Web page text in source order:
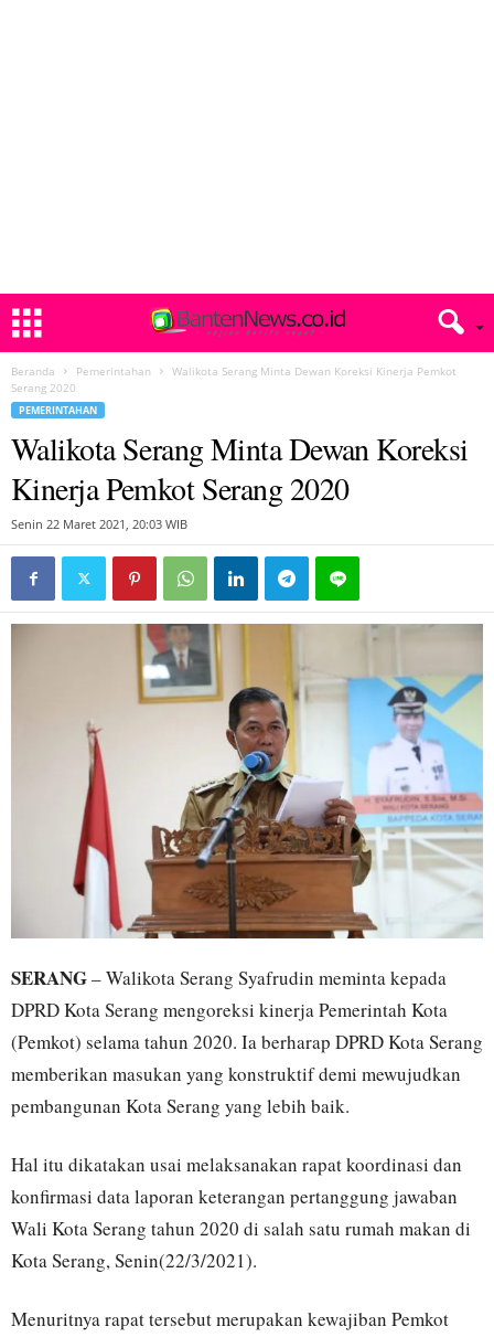
Beranda Pemerintahan
Walikota Serang Minta Dewan Koreksi Kinerja Pemkot
Serang 2020
PEMERINTAHAN
Walikota Serang Minta Dewan Koreksi
Kinerja Pemkot Serang 2020
Senin 22 Maret 2021, 20:03 WIB
SERANG– Walikota Serang Syafrudin meminta kepada
DPRD Kota Serang mengoreksi kinerja Pemerintah Kota
(Pemkot) selama tahun 2020. Ia berharap DPRD Kota Serang
memberikan masukan yang konstruktif demi mewujudkan
pembangunan Kota Serang yang lebih baik.
Hal itu dikatakan usai melaksanakan rapat koordinasi dan
konfirmasi data laporan keterangan pertanggung jawaban
Wali Kota Serang tahun 2020 di salah satu rumah makan di
Kota Serang, Senin(22/3/2021).
Menuritnya rapat tersebut merupakan kewajiban Pemkot